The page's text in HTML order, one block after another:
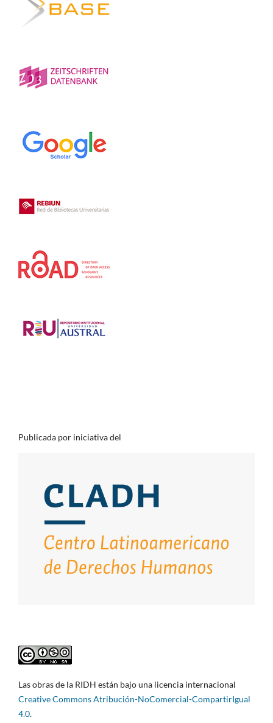
Publicada por iniciativa del
Las obras de la RIDH están bajo una licencia internacional
Creative Commons Atribución-NoComercial-CompartirIgual
4.0.